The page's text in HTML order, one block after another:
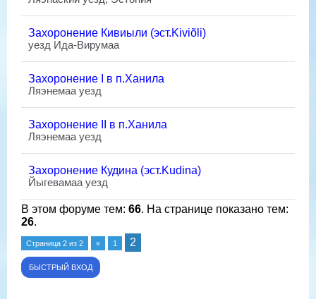
Захоронение Кивиыли (эст.Kiviõli)
уезд Ида-Вирумаа
Захоронение I в п.Ханила
Ляэнемаа уезд
Захоронение II в п.Ханила
Ляэнемаа уезд
Захоронение Кудина (эст.Kudina)
Йыгевамаа уезд
В этом форуме тем: 66. На странице показано тем:
26.
Страница 2 из 2 « 1 2